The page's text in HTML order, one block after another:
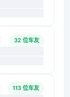
32 位车友
113 位车友